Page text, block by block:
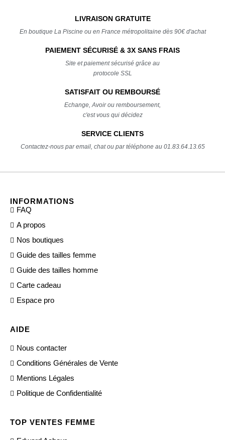
LIVRAISON GRATUITE
En boutique La Piscine ou en France métropolitaine dès 90€ d'achat
PAIEMENT SÉCURISÉ & 3X SANS FRAIS
Site et paiement sécurisé grâce au
protocole SSL
SATISFAIT OU REMBOURSÉ
Echange, Avoir ou remboursement,
c'est vous qui décidez
SERVICE CLIENTS
Contactez-nous par email, chat ou par téléphone au 01.83.64.13.65
INFORMATIONS
FAQ
A propos
Nos boutiques
Guide des tailles femme
Guide des tailles homme
Carte cadeau
Espace pro
AIDE
Nous contacter
Conditions Générales de Vente
Mentions Légales
Politique de Confidentialité
TOP VENTES FEMME